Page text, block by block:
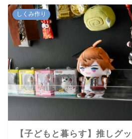
しくみ作り
【子どもと暮らす】推しグ